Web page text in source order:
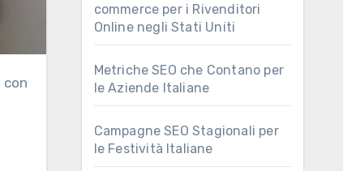
commerce per i Rivenditori
Online negli Stati Uniti
Metriche SEO che Contano per
le Aziende Italiane
Campagne SEO Stagionali per
le Festività Italiane